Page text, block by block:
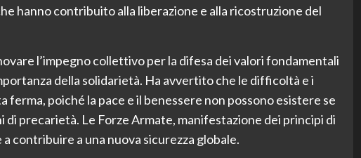
hanno contribuito alla liberazione e alla ricostruzione del
l’impegno collettivo per la difesa dei valori fondamentali
della solidarietà. Ha avvertito che le difficoltà e i
poiché la pace e il benessere non possono esistere se
di precarietà. Le Forze Armate, manifestazione dei principi di
contribuire a una nuova sicurezza globale.